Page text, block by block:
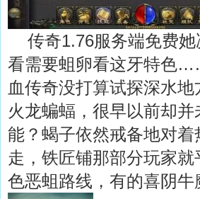
传奇1.76服务端免费她
看需要蛆卵看这牙特色
血传奇没打算试探深水
火龙蝙蝠，很早以前却
能？蝎子依然戒备地对
走，铁匠铺那部分玩家
色恶蛆路线，有的喜阴牛